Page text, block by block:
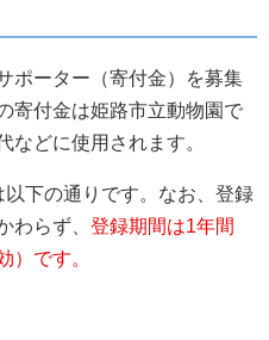
ポーター（寄付金）を募集
寄付金は姫路市立動物園で
などに使用されます。
下の通りです。なお、登録
わらず、 登録期間は1年間
）です。